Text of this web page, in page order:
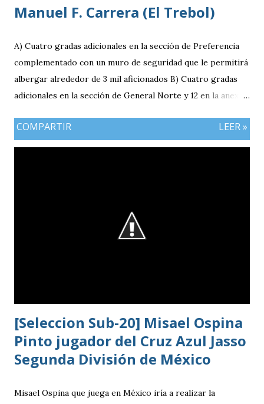
Manuel F. Carrera (El Trebol)
A) Cuatro gradas adicionales en la sección de Preferencia
complementado con un muro de seguridad que le permitirá
albergar alrededor de 3 mil aficionados B) Cuatro gradas
adicionales en la sección de General Norte y 12 en la anexa
El área de la General Sur con entrada independiente será
servicio anterior en donde los aficionados se podrán
estacionar en el Parqueo de Tikal Futura. via.
COMPARTIR LEER »
[Seleccion Sub-20] Misael Ospina
Pinto jugador del Cruz Azul Jasso
Segunda División de México
Misael Ospina que juega en México iría a realizar la